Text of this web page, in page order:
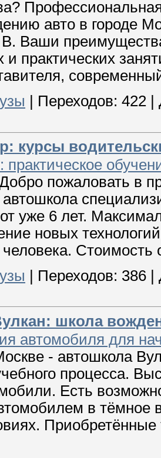
авто в городе
B. Ваши
и практических
Переходов: 422
курсы
практическое
пожаловать в
уже 6 лет.
новых
человека.
Переходов: 386
школа
автомобиля для
- автошкола
процесса.
Есть
в тёмное
Приобретённые